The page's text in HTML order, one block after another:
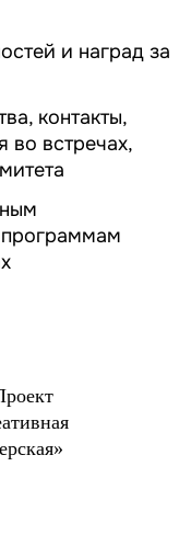
и наград за
контакты,
во встречах,